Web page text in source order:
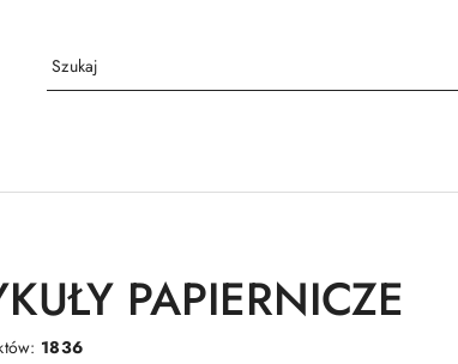
PAPIERNICZE
1836